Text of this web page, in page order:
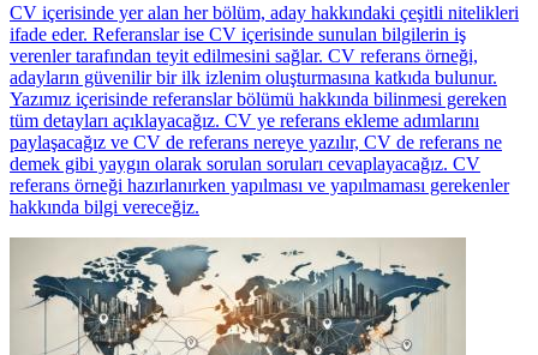
CV içerisinde yer alan her bölüm, aday hakkındaki çeşitli nitelikleri
ifade eder. Referanslar ise CV içerisinde sunulan bilgilerin iş
verenler tarafından teyit edilmesini sağlar. CV referans örneği,
adayların güvenilir bir ilk izlenim oluşturmasına katkıda bulunur.
Yazımız içerisinde referanslar bölümü hakkında bilinmesi gereken
tüm detayları açıklayacağız. CV ye referans ekleme adımlarını
paylaşacağız ve CV de referans nereye yazılır, CV de referans ne
demek gibi yaygın olarak sorulan soruları cevaplayacağız. CV
referans örneği hazırlanırken yapılması ve yapılmaması gerekenler
hakkında bilgi vereceğiz.